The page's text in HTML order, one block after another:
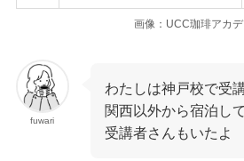
画像：UCC珈琲アカ
fuwari
わたしは神戸校で受講
関西以外から宿泊し
受講者さんもいたよ